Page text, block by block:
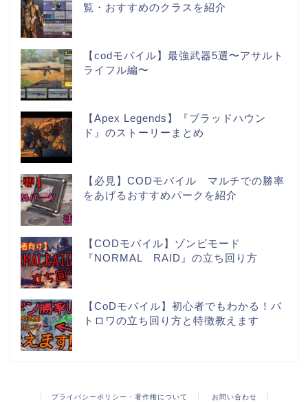
覧・おすすめのクラスを紹介
【codモバイル】最強武器5選〜アサルト
ライフル編〜
【Apex Legends】『ブラッドハウン
ド』のストーリーまとめ
【必見】CODモバイル マルチでの勝率
をあげるおすすめパークを紹介
【CODモバイル】ゾンビモード
『NORMAL RAID』の立ち回り方
【CoDモバイル】初心者でもわかる！バ
トロワの立ち回り方と特徴教えます
プライバシーポリシー・著作権について お問い合わせ